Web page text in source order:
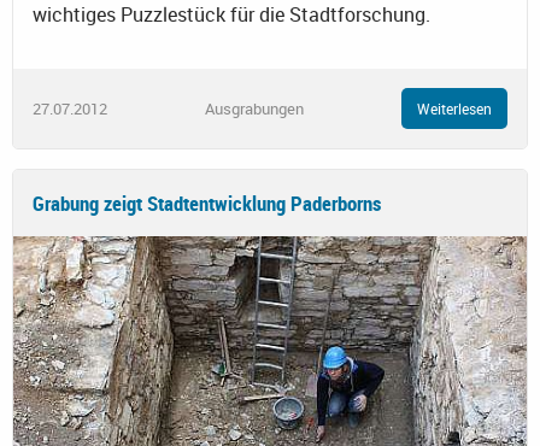
wichtiges Puzzlestück für die Stadtforschung.
27.07.2012 Ausgrabungen Weiterlesen
Grabung zeigt Stadtentwicklung Paderborns